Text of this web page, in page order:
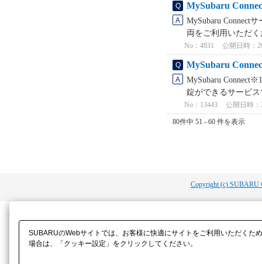
MySubaru
MySubaru Connect
両をご利用いただ
No：4931 公開日時：
MySubaru
MySubaru
錠ができるサービ
No：13443 公開日時：
80件中 51 - 60 件を表示
Copyright (c) SUBARU
SUBARUのWebサイトでは、お客様に快適にサイトをご利用いただく
場合は、「クッキー設定」をクリックしてください。​